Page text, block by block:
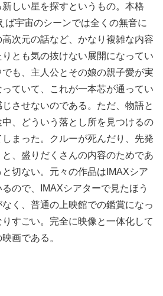
しい星を探すというもの。本格
ば宇宙のシーンでは全くの無音に
次元の話など、かなり複雑な内容
とも気の抜けない展開になってい
も、主人公とその娘の親子愛が実
ていて、これが一本芯が通ってい
させないのである。ただ、物語と
、どういう落とし所を見つけるの
まった。クルーが死んだり、先発
、盛りだくさんの内容のためであ
切ない。元々の作品はIMAXシア
ので、IMAXシアターで見たほう
く、普通の上映館での鑑賞になっ
すごい。完全に映像と一体化して
画である。